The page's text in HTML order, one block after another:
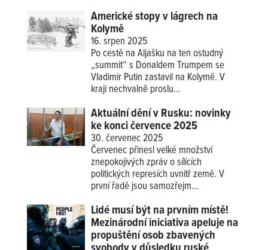
Americké stopy v lágrech na
Kolymě
16. srpen 2025
Po cestě na Aljašku na ten ostudný
„summit“ s Donaldem Trumpem se
Vladimir Putin zastavil na Kolymě. V
kraji nechvalně proslu...
Aktuální dění v Rusku: novinky
ke konci července 2025
30. červenec 2025
Červenec přinesl velké množství
znepokojivých zpráv o sílících
politických represích uvnitř země. V
první řadě jsou samozřejm...
Lidé musí být na prvním místě!
Mezinárodní iniciativa apeluje na
propuštění osob zbavených